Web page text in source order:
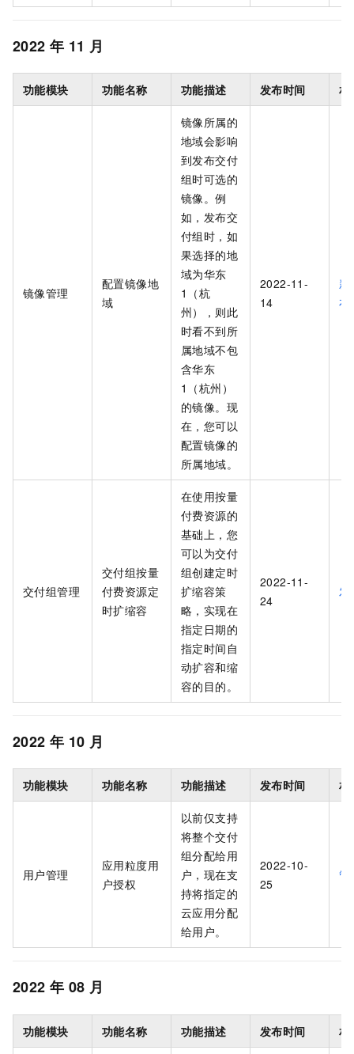
2022 年 11 月
功能模块 功能名称 功能描述 发布时间 相
镜像管理
配置镜像地
域
镜像所属的
地域会影响
到发布交付
组时可选的
镜像。例
如，发布交
付组时，如
果选择的地
域为华东
1（杭
州），则此
时看不到所
属地域不包
含华东
1（杭州）
的镜像。现
在，您可以
配置镜像的
所属地域。
2022-11-
14
新
布
交付组管理
交付组按量
付费资源定
时扩缩容
在使用按量
付费资源的
基础上，您
可以为交付
组创建定时
扩缩容策
略，实现在
指定日期的
指定时间自
动扩容和缩
容的目的。
2022-11-
24
发
2022 年 10 月
功能模块 功能名称 功能描述 发布时间 相
用户管理
应用粒度用
户授权
以前仅支持
将整个交付
组分配给用
户，现在支
持将指定的
云应用分配
给用户。
2022-10-
25
管
2022 年 08 月
功能模块 功能名称 功能描述 发布时间 相